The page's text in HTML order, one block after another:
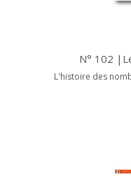
N° 102
L'histoire des